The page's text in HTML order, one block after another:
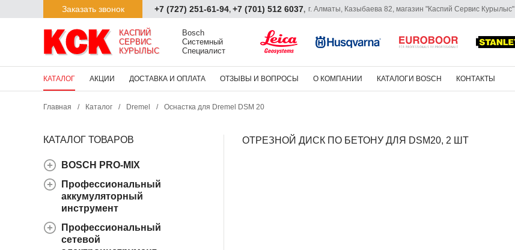
Заказать звонок +7 (727) 251-61-94, +7 (701) 512 6037, г. Алматы, Казыбаева 82, магазин "Каспий Сервис Курылыс"
КАСПИЙ
СЕРВИС
КУРЫЛЫС
Bosch
Системный
Специалист
КАТАЛОГ АКЦИИ ДОСТАВКА И ОПЛАТА ОТЗЫВЫ И ВОПРОСЫ О КОМПАНИИ КАТАЛОГИ BOSCH КОНТАКТЫ
Главная / Каталог / Dremel / Оснастка для Dremel DSM 20
КАТАЛОГ ТОВАРОВ
BOSCH PRO-MIX
Профессиональный
аккумуляторный
инструмент
Профессиональный
сетевой
ОТРЕЗНОЙ ДИСК ПО БЕТОНУ ДЛЯ DSM20, 2 ШТ